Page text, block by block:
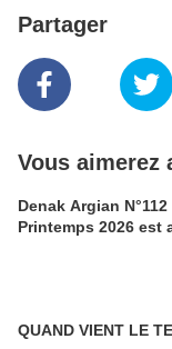
Partager
Vous aimerez
Denak Argian
Printemps 2026 est
QUAND VIENT LE